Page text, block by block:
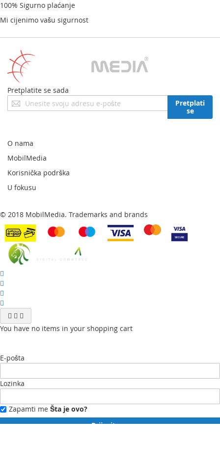
100% Sigurno plaćanje
Mi cijenimo vašu sigurnost
Pretplatite se sada
Prijavite
se
newsletter:
Pretplati
se
O nama
MobilMedia
Korisnička podrška
U fokusu
© 2018 MobilMedia. Trademarks and brands
You have no items in your shopping cart
E-pošta
Lozinka
Zapamti me Šta je ovo?
Prijavite se